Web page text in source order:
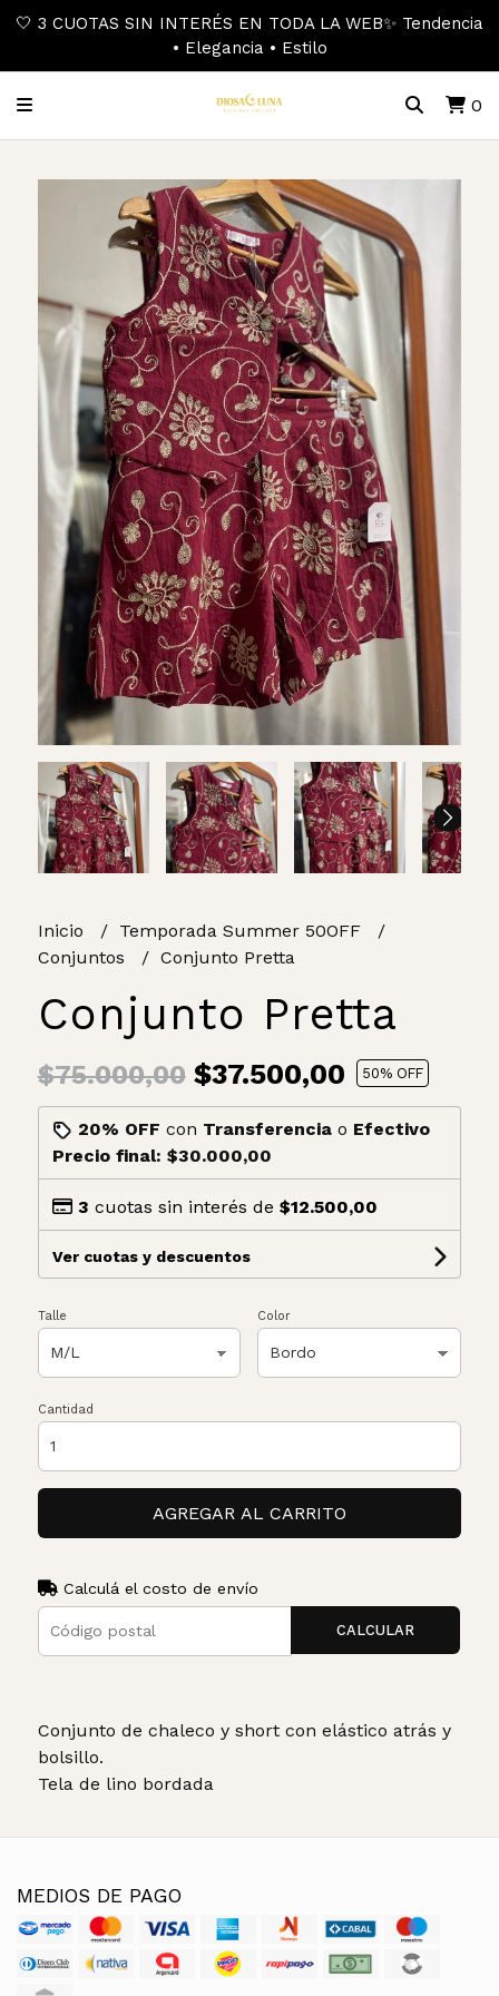
🤍 3 CUOTAS SIN INTERÉS EN TODA LA WEB✨ Tendencia
• Elegancia • Estilo
0
Inicio
Temporada Summer 50OFF
Conjuntos
Conjunto Pretta
Conjunto Pretta
$75.000,00$37.500,00 50% OFF
20% OFF con Transferenciao Efectivo
Precio final: $30.000,00
3 cuotas sin interés de $12.500,00
Ver cuotas y descuentos
Talle Color
Cantidad
AGREGAR AL CARRITO
Calculá el costo de envío
CALCULAR
Conjunto de chaleco y short con elástico atrás y
bolsillo.
Tela de lino bordada
MEDIOS DE PAGO